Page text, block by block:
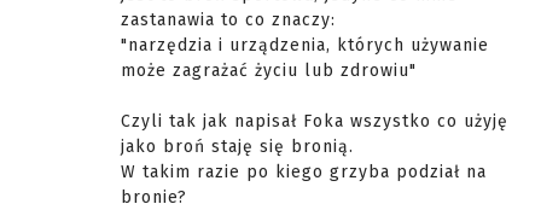
zastanawia to co znaczy:
"narzędzia i urządzenia, których używanie
może zagrażać życiu lub zdrowiu"
Czyli tak jak napisał Foka wszystko co użyję
jako broń staję się bronią.
W takim razie po kiego grzyba podział na
bronie?